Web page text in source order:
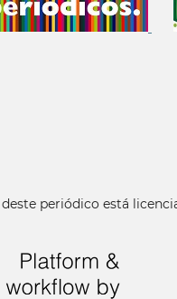
periódico está